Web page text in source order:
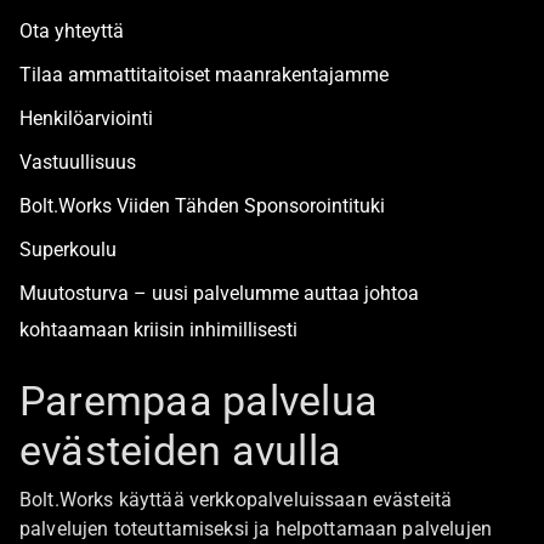
Ota yhteyttä
Tilaa ammattitaitoiset maanrakentajamme
Henkilöarviointi
Vastuullisuus
Bolt.Works Viiden Tähden Sponsorointituki
Superkoulu
Muutosturva – uusi palvelumme auttaa johtoa
kohtaamaan kriisin inhimillisesti
Boltista
Töihin Bolt.Worksin toimistolle
Parempaa palvelua
evästeiden avulla
Bolt.Works käyttää verkkopalveluissaan evästeitä
palvelujen toteuttamiseksi ja helpottamaan palvelujen